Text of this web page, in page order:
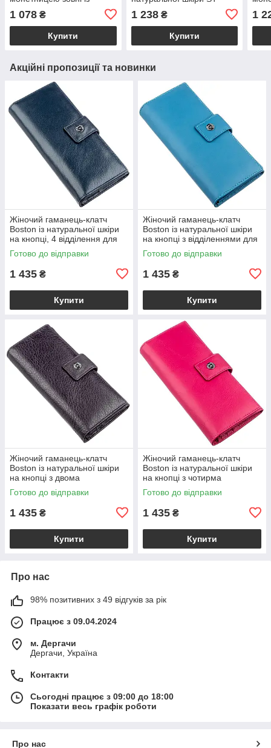
Leather 22720 Червоний
1 078 ₴
Купити
1 238₴
Купити
1
Акційні пропозиції та новинки
Жіночий гаманець-клатч
Boston із натуральної шкіри
на кнопці, 4 відділення для
купюр і 14 для карток, сіро-
блакитний VL18844
Готово до відправки
1 435 ₴
Купити
Жіночий гаманець-клатч
Boston із натуральної шкіри
на кнопці з відділеннями для
документів, блакитний
VL18845
Готово до відправки
1 435 ₴
Купити
Жіночий гаманець-клатч
Boston із натуральної шкіри
на кнопці з двома
відділеннями на блискавці,
фіолетово-сірий VL18846
Готово до відправки
1 435 ₴
Купити
Жіночий гаманець-клатч
Boston із натуральної шкіри
на кнопці з чотирма
відділеннями для купюр,
рожевий VL18847
Готово до відправки
1 435 ₴
Купити
Про нас
98% позитивних з 49 відгуків за рік
Працює з 09.04.2024
м. Дергачи
Дергачи, Україна
Контакти
Сьогодні працює з 09:00 до 18:00
Показати весь графік роботи
Про нас